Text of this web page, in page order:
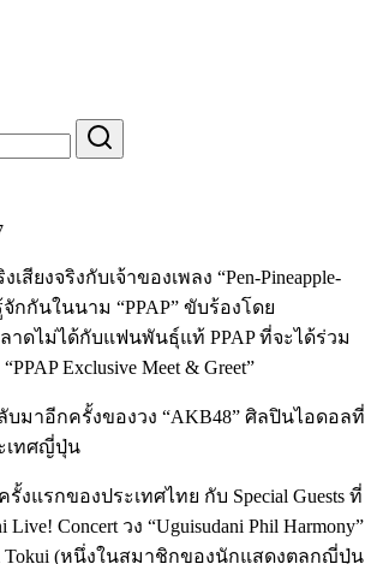
สียงจริงกับเจ้าของเพลง “Pen-Pineapple-
จักกันในนาม “PPAP” ขับร้องโดย
าดไม่ได้กับแฟนพันธุ์แท้ PPAP ที่จะได้ร่วม
Exclusive Meet & Greet”
บมาอีกครั้งของวง “AKB48” ศิลปินไอดอลที่
เทศญี่ปุ่น
งแรกของประเทศไทย กับ Special Guests ที่
Concert วง “Uguisudani Phil Harmony”
Tokui (หนึ่งในสมาชิกของนักแสดงตลกญี่ปุ่น